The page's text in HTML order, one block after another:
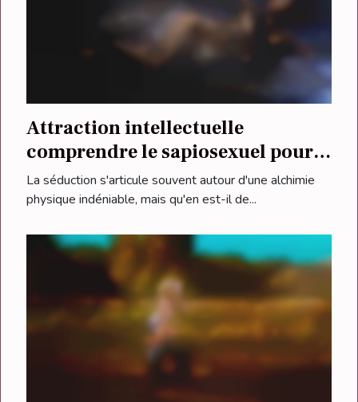
Attraction intellectuelle
comprendre le sapiosexuel pour
une connexion profonde
La séduction s'articule souvent autour d'une alchimie
physique indéniable, mais qu'en est-il de...